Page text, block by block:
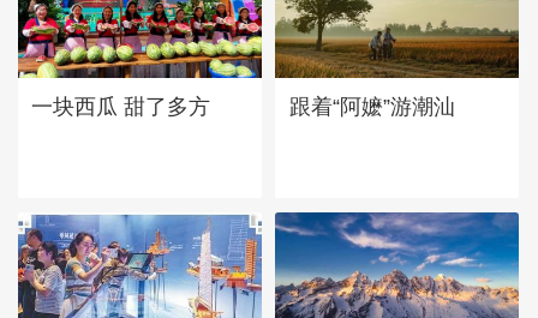
一块西瓜 甜了多方 跟着“阿嬷”游潮汕